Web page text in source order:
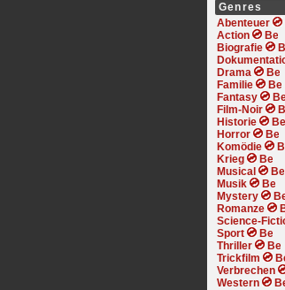
Genres
Abenteuer
Action
Biografie
Drama
Familie
Fantasy
Film-Noir
Historie
Horror
Komödie
Krieg
Musical
Musik
Mystery
Romanze
Science-
Sport
Thriller
Trickfilm
Verbrechen
Western